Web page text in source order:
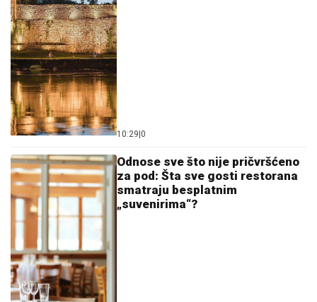
10:29|0
Odnose sve što nije pričvršćeno
za pod: Šta sve gosti restorana
smatraju besplatnim
„suvenirima“?